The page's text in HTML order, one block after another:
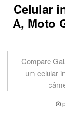
Celular
A, Moto
Compare
um celular